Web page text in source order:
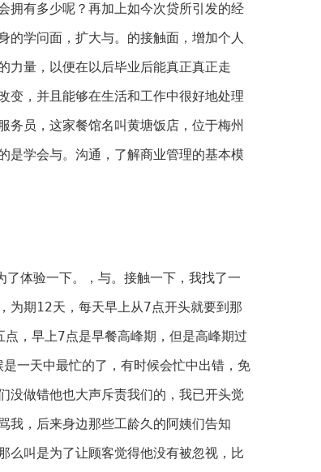
拥有多少呢？再加上如今次贷所引发的经
的学问面，扩大与。的接触面，增加个人
力量，以便在以后毕业后能真正真正走
变，并且能够在生活和工作中很好地处理
务员，这家餐馆名叫黄塘饭店，位于梅州
是学会与。沟通，了解商业管理的基本模
验一下。，与。接触一下，我找了一
为期12天，每天早上从7点开头就要到那
，早上7点是早餐高峰期，但是高峰期过
一天中最忙的了，有时候会忙中出错，免
没做错他也大声斥责我们的，我已开头觉
我，后来身边那些工龄久的阿姨们告知
么叫是为了让顾客觉得他没有被忽视，比